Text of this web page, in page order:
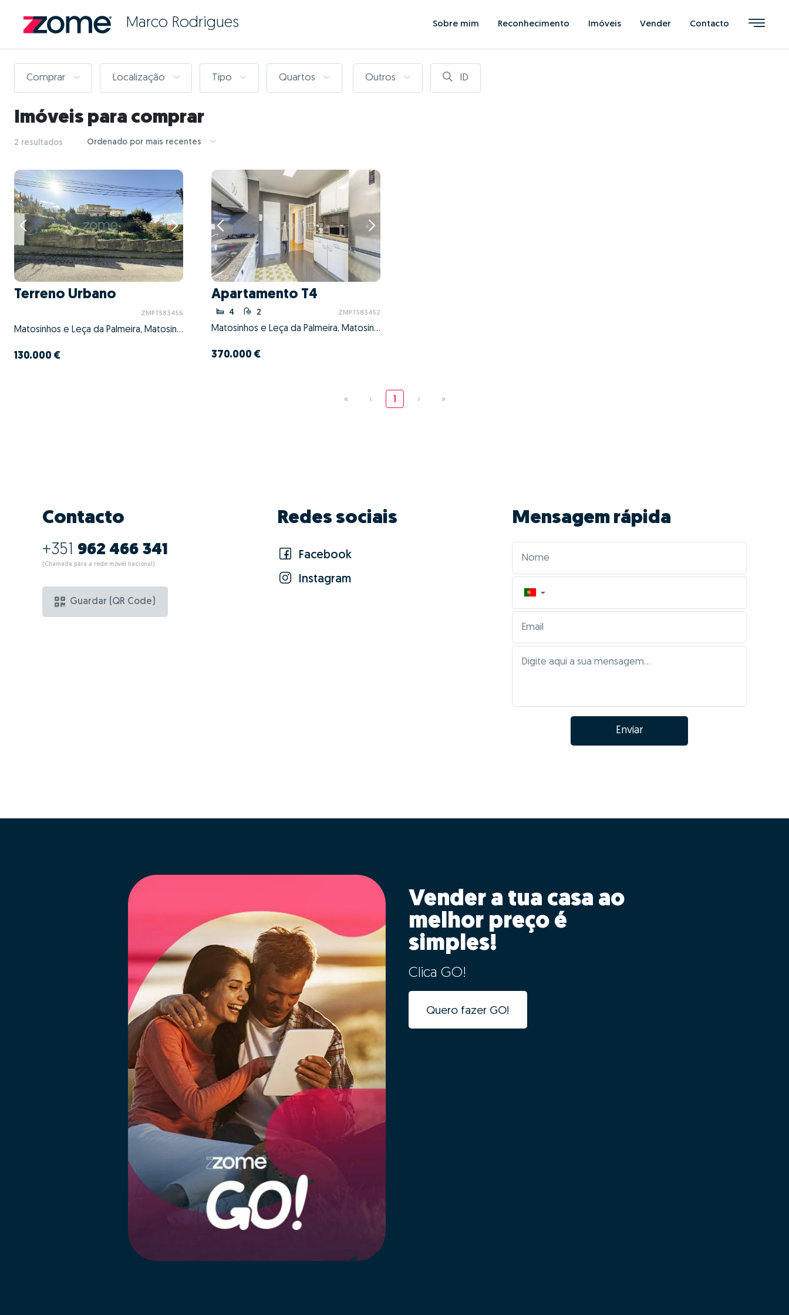
Marco Rodrigues Sobre mim Reconhecimento Imóveis Vender Contacto
Comprar Localização Tipo Quartos Outros ID
Imóveis para comprar
2 resultados Ordenado por mais recentes
Terreno Urbano
ZMPT583456
Matosinhos e Leça da Palmeira, Matosinhos, Porto
130.000 €
Apartamento T4
4 2 ZMPT583452
Matosinhos e Leça da Palmeira, Matosinhos, Porto
370.000 €
« ‹ 1 › »
Contacto
+351 962 466 341
(Chamada para a rede móvel nacional)
Guardar (QR Code)
Redes sociais
Facebook
Instagram
Mensagem rápida
▼
Enviar
Vender a tua casa ao
melhor preço é
simples!
Clica GO!
Quero fazer GO!